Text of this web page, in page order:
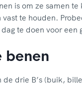
is om ze samen
te houden.
te doen voor een
benen
drie B’s (buik,